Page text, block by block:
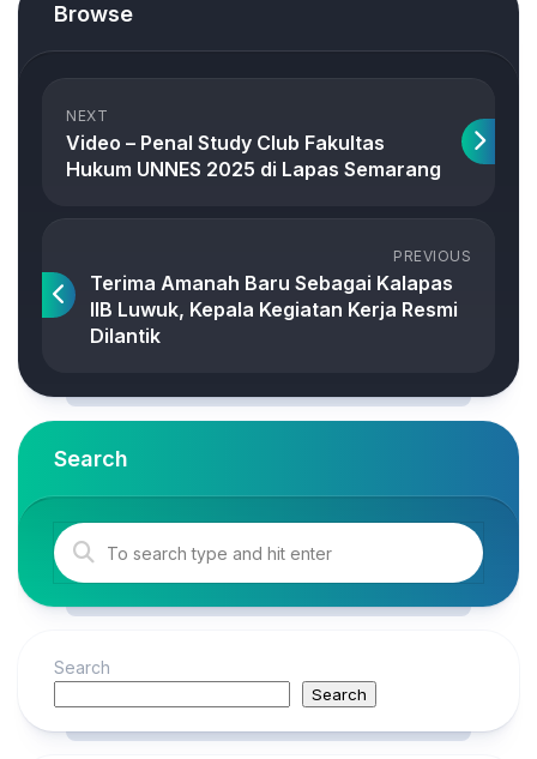
Browse
NEXT
Video – Penal Study Club Fakultas
Hukum UNNES 2025 di Lapas Semarang
PREVIOUS
Terima Amanah Baru Sebagai Kalapas
IIB Luwuk, Kepala Kegiatan Kerja Resmi
Dilantik
Search
Search
Search